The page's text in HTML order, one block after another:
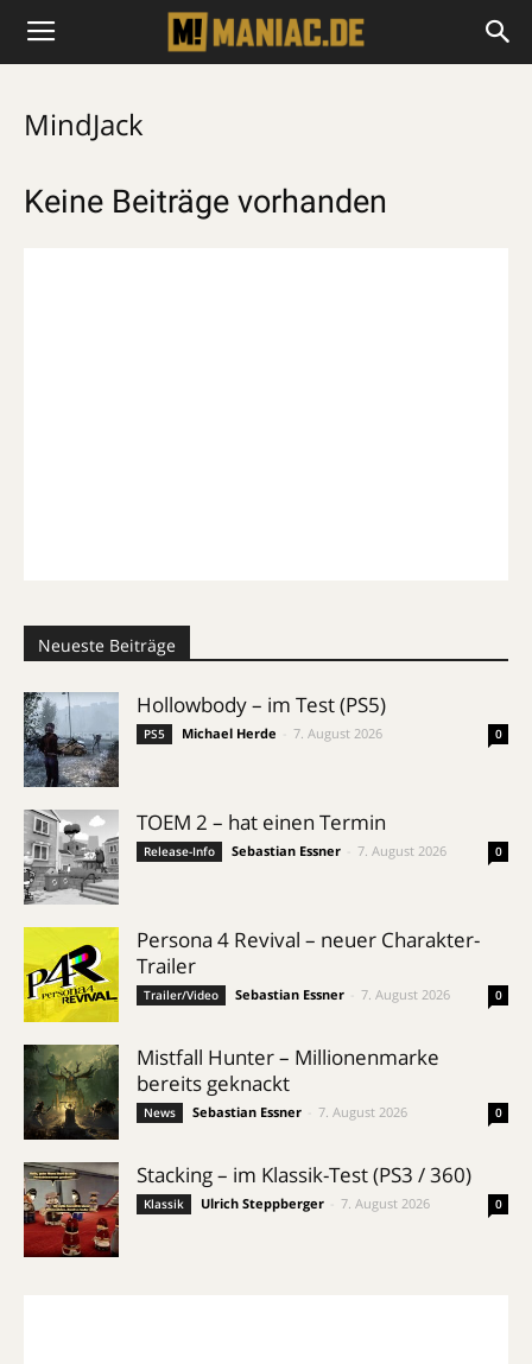
MindJack
Keine Beiträge vorhanden
Neueste Beiträge
Hollowbody – im Test (PS5)
PS5 Michael Herde 7. August 2026 0
TOEM 2 – hat einen Termin
Release-Info Sebastian Essner 7. August 2026 0
Persona 4 Revival – neuer Charakter-
Trailer
Trailer/Video Sebastian Essner 7. August 2026 0
Mistfall Hunter – Millionenmarke
bereits geknackt
News Sebastian Essner 7. August 2026 0
Stacking – im Klassik-Test (PS3 / 360)
Klassik Ulrich Steppberger 7. August 2026 0